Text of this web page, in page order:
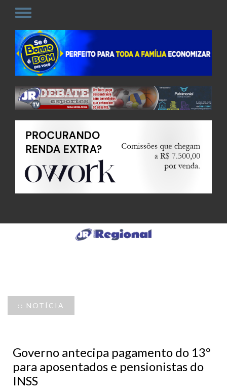
:: NOTÍCIA
Governo antecipa pagamento do 13º
para aposentados e pensionistas do
INSS